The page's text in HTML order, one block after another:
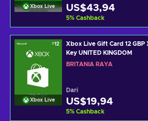
Xbox Live US$43,94
5% Cashback
Xbox Live
Xbox Live Gift Card 12 GBP
Key UNITED KINGDOM
BRITANIA RAYA
Dari
US$19,94
5% Cashback